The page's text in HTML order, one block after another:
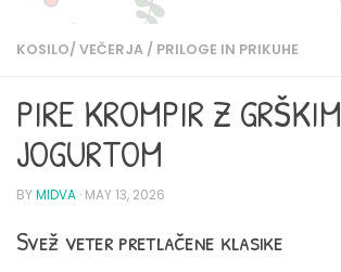
KOSILO/ VEČERJA / PRILOGE IN PRIKUHE
PIRE KROMPIR Z GRŠKIM
JOGURTOM
BYMIDVA · MAY 13, 2026
Svež veter pretlačene klasike